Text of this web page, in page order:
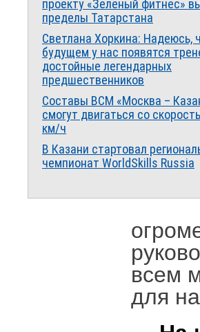
проекту «Зеленый фитнес»
пределы Татарстана
Светлана Хоркина: Надеюсь,
будущем у нас появятся
достойные легендарных
предшественников
Составы ВСМ «Москва –
смогут двигаться со
км/ч
В Казани стартовал
чемпионат WorldSkills Russia
всем
для